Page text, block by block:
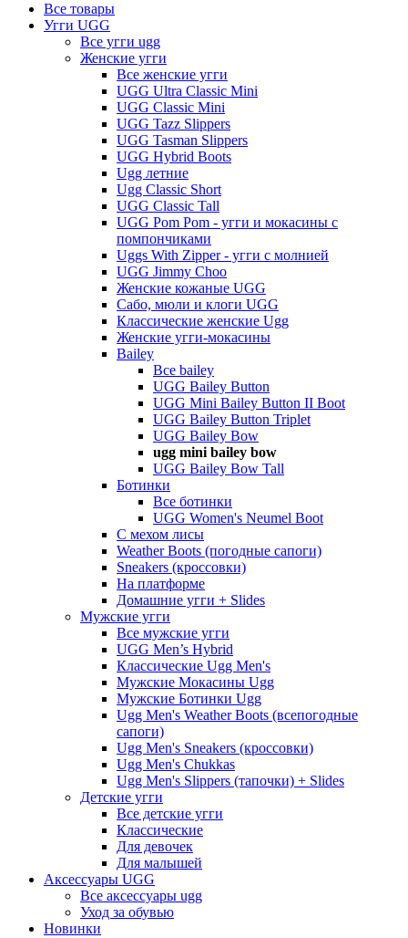
Все товары
Угги UGG
Все угги ugg
Женские угги
Все женские угги
UGG Ultra Classic Mini
UGG Classic Mini
UGG Tazz Slippers
UGG Tasman Slippers
UGG Hybrid Boots
Ugg летние
Ugg Classic Short
UGG Classic Tall
UGG Pom Pom - угги и мокасины с
помпончиками
Uggs With Zipper - угги с молнией
UGG Jimmy Choo
Женские кожаные UGG
Сабо, мюли и клоги UGG
Классические женские Ugg
Женские угги-мокасины
Bailey
Все bailey
UGG Bailey Button
UGG Mini Bailey Button II Boot
UGG Bailey Button Triplet
UGG Bailey Bow
ugg mini bailey bow
UGG Bailey Bow Tall
Ботинки
Все ботинки
UGG Women's Neumel Boot
С мехом лисы
Weather Boots (погодные сапоги)
Sneakers (кроссовки)
На платформе
Домашние угги + Slides
Мужские угги
Все мужские угги
UGG Men’s Hybrid
Классические Ugg Men's
Мужские Мокасины Ugg
Мужские Ботинки Ugg
Ugg Men's Weather Boots (всепогодные
сапоги)
Ugg Men's Sneakers (кроссовки)
Ugg Men's Chukkas
Ugg Men's Slippers (тапочки) + Slides
Детские угги
Все детские угги
Классические
Для девочек
Для малышей
Аксессуары UGG
Все аксессуары ugg
Уход за обувью
Новинки